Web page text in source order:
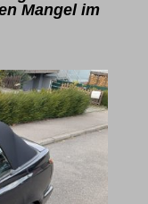
Mangel im